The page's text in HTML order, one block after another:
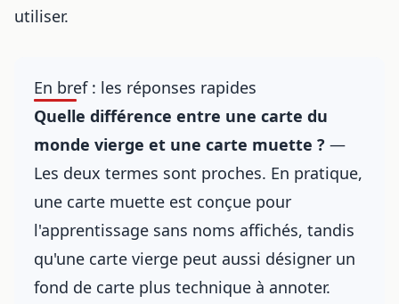
utiliser.
En bref : les réponses rapides
Quelle différence entre une carte du
monde vierge et une carte muette ? —
Les deux termes sont proches. En pratique,
une carte muette est conçue pour
l'apprentissage sans noms affichés, tandis
qu'une carte vierge peut aussi désigner un
fond de carte plus technique à annoter.